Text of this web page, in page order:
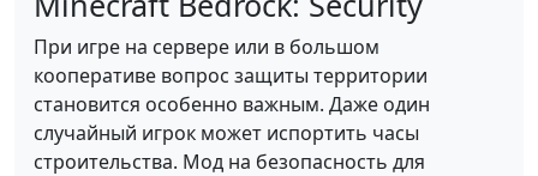
При игре на сервере или в большом
кооперативе вопрос защиты территории
становится особенно важным. Даже один
случайный игрок может испортить часы
строительства. Мод на безопасность для